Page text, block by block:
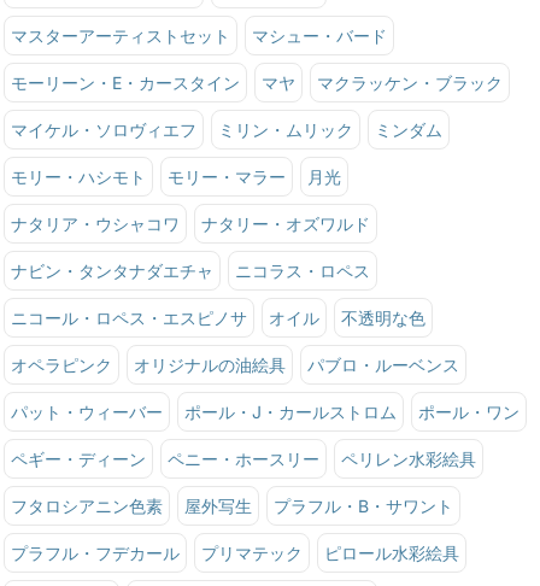
マスターアーティストセット マシュー・バード
モーリーン・E・カースタイン マヤ マクラッケン・ブラック
マイケル・ソロヴィエフ ミリン・ムリック ミンダム
モリー・ハシモト モリー・マラー 月光
ナタリア・ウシャコワ ナタリー・オズワルド
ナビン・タンタナダエチャ ニコラス・ロペス
ニコール・ロペス・エスピノサ オイル 不透明な色
オペラピンク オリジナルの油絵具 パブロ・ルーベンス
パット・ウィーバー ポール・J・カールストロム ポール・ワン
ペギー・ディーン ペニー・ホースリー ペリレン水彩絵具
フタロシアニン色素 屋外写生 プラフル・B・サワント
プラフル・フデカール プリマテック ピロール水彩絵具